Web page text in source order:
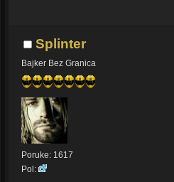
Splinter
Bajker Bez Granica
Poruke: 1617
Pol: